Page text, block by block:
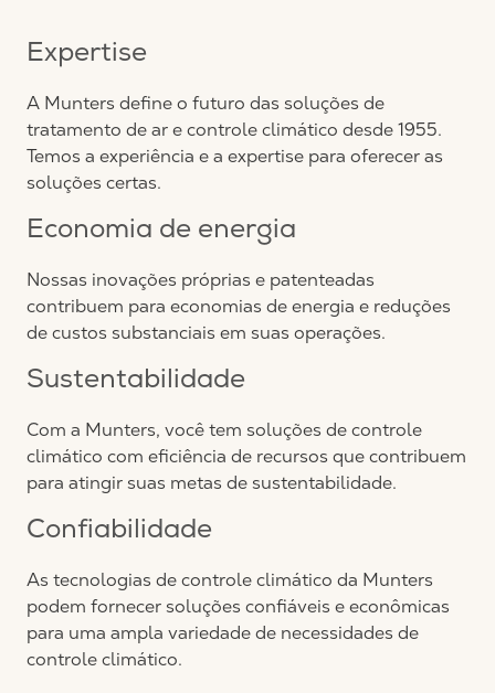
Expertise
A Munters define o futuro das soluções de
tratamento de ar e controle climático desde 1955.
Temos a experiência e a expertise para oferecer as
soluções certas.
Economia de energia
Nossas inovações próprias e patenteadas
contribuem para economias de energia e reduções
de custos substanciais em suas operações.
Sustentabilidade
Com a Munters, você tem soluções de controle
climático com eficiência de recursos que contribuem
para atingir suas metas de sustentabilidade.
Confiabilidade
As tecnologias de controle climático da Munters
podem fornecer soluções confiáveis e econômicas
para uma ampla variedade de necessidades de
controle climático.